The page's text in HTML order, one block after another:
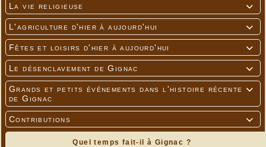

La vie religieuse

L'agriculture d'hier à aujourd'hui

Fêtes et loisirs d'hier à aujourd'hui

Le désenclavement de Gignac

Grands et petits événements dans l'histoire récente
de Gignac

Contributions
Quel temps fait-il à Gignac ?